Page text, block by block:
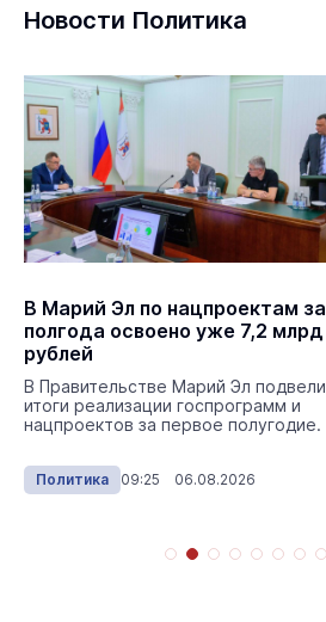
Новости Политика
В Марий Эл по нацпроектам за
полгода освоено уже 7,2 млрд
рублей
В Правительстве Марий Эл подвели
итоги реализации госпрограмм и
нацпроектов за первое полугодие.
Политика 09:25 06.08.2026